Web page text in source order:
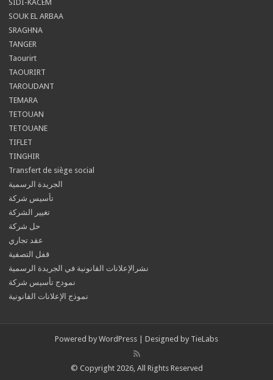
SIDI-KACEM
SOUK EL ARBAA
SRAGHNA
TANGER
Taourirt
TAOURIRT
TAROUDANT
TEMARA
TETOUAN
TETOUANE
TIFLET
TINGHIR
Transfert de siège social
الجريدة الرسمية
تأسيس شركة
تغيير الشركة
حل شركة
عقد تجاري
قفل التصفية
نشرالإعلانات القانونية في الجريدة الرسمية
نمودج تأسيس شركة
نموذج الإعلانات القانونية
Powered by WordPress | Designed by TieLabs
© Copyright 2026, All Rights Reserved